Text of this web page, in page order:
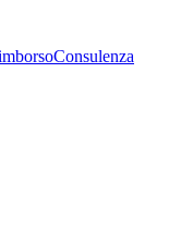
Consulenza